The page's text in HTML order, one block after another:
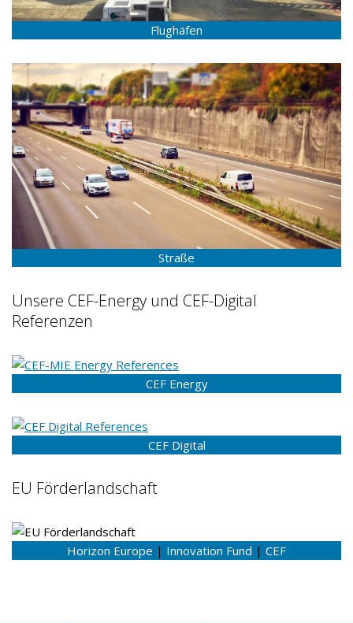
Flughäfen
Straße
Unsere CEF-Energy und CEF-Digital
Referenzen
CEF Energy
CEF Digital
EU Förderlandschaft
Horizon Europe | Innovation Fund | CEF